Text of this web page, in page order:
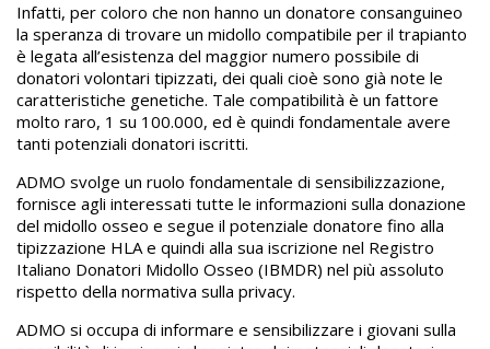
Infatti, per coloro che non hanno un donatore consanguineo
la speranza di trovare un midollo compatibile per il trapianto
è legata all’esistenza del maggior numero possibile di
donatori volontari tipizzati, dei quali cioè sono già note le
caratteristiche genetiche. Tale compatibilità è un fattore
molto raro, 1 su 100.000, ed è quindi fondamentale avere
tanti potenziali donatori iscritti.
ADMO svolge un ruolo fondamentale di sensibilizzazione,
fornisce agli interessati tutte le informazioni sulla donazione
del midollo osseo e segue il potenziale donatore fino alla
tipizzazione HLA e quindi alla sua iscrizione nel Registro
Italiano Donatori Midollo Osseo (IBMDR) nel più assoluto
rispetto della normativa sulla privacy.
ADMO si occupa di informare e sensibilizzare i giovani sulla